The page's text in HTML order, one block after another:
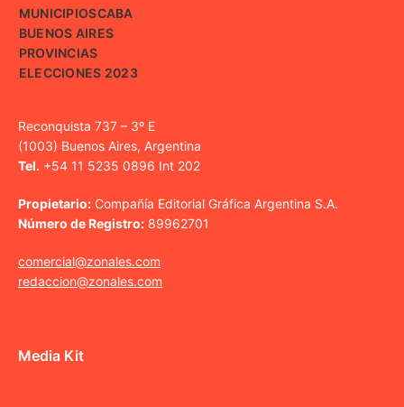
MUNICIPIOSCABA
BUENOS AIRES
PROVINCIAS
ELECCIONES 2023
Reconquista 737 – 3º E
(1003) Buenos Aires, Argentina
Tel. +54 11 5235 0896 Int 202
Propietario: Compañía Editorial Gráfica Argentina S.A.
Número de Registro: 89962701
comercial@zonales.com
redaccion@zonales.com
Media Kit